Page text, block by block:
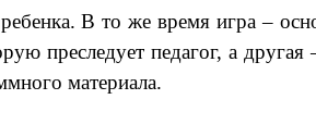
В то же время игра –
преследует педагог, а
материала.